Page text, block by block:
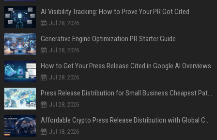
AI Visibility Tracking: How to Prove Your PR Got Cited
Jul 28, 2026
Generative Engine Optimization PR Starter Guide
Jul 28, 2026
How to Get Your Press Release Cited in Google AI Overviews
Jul 28, 2026
Press Release Distribution for Small Business Cheapest Path to Real Coverage
Jul 28, 2026
Affordable Crypto Press Release Distribution with Global Coverage
Jul 18, 2026